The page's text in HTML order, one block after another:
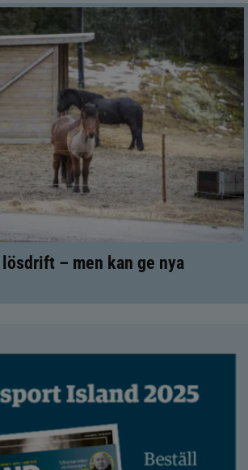
– men kan ge nya